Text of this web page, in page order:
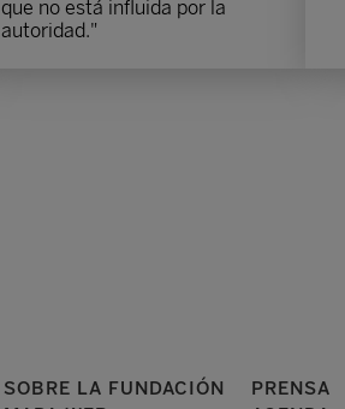
que no está influida por la
autoridad."
SOBRE LA FUNDACIÓN
PRENSA